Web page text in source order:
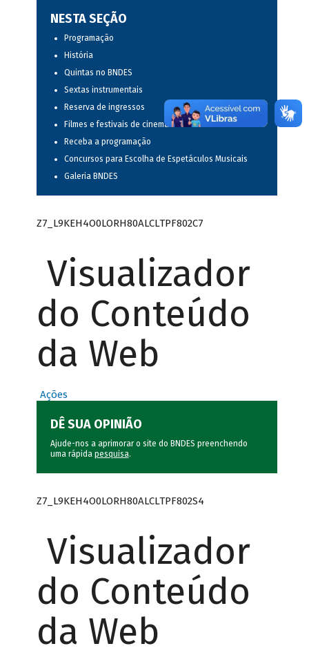
NESTA SEÇÃO
Programação
História
Quintas no BNDES
Sextas instrumentais
Reserva de ingressos
Filmes e festivais de cinema
Receba a programação
Concursos para Escolha de Espetáculos Musicais
Galeria BNDES
Z7_L9KEH4O0LORH80ALCLTPF802C7
Visualizador
do Conteúdo
da Web
Ações
DÊ SUA OPINIÃO
Ajude-nos a aprimorar o site do BNDES preenchendo
uma rápida pesquisa.
Z7_L9KEH4O0LORH80ALCLTPF802S4
Visualizador
do Conteúdo
da Web